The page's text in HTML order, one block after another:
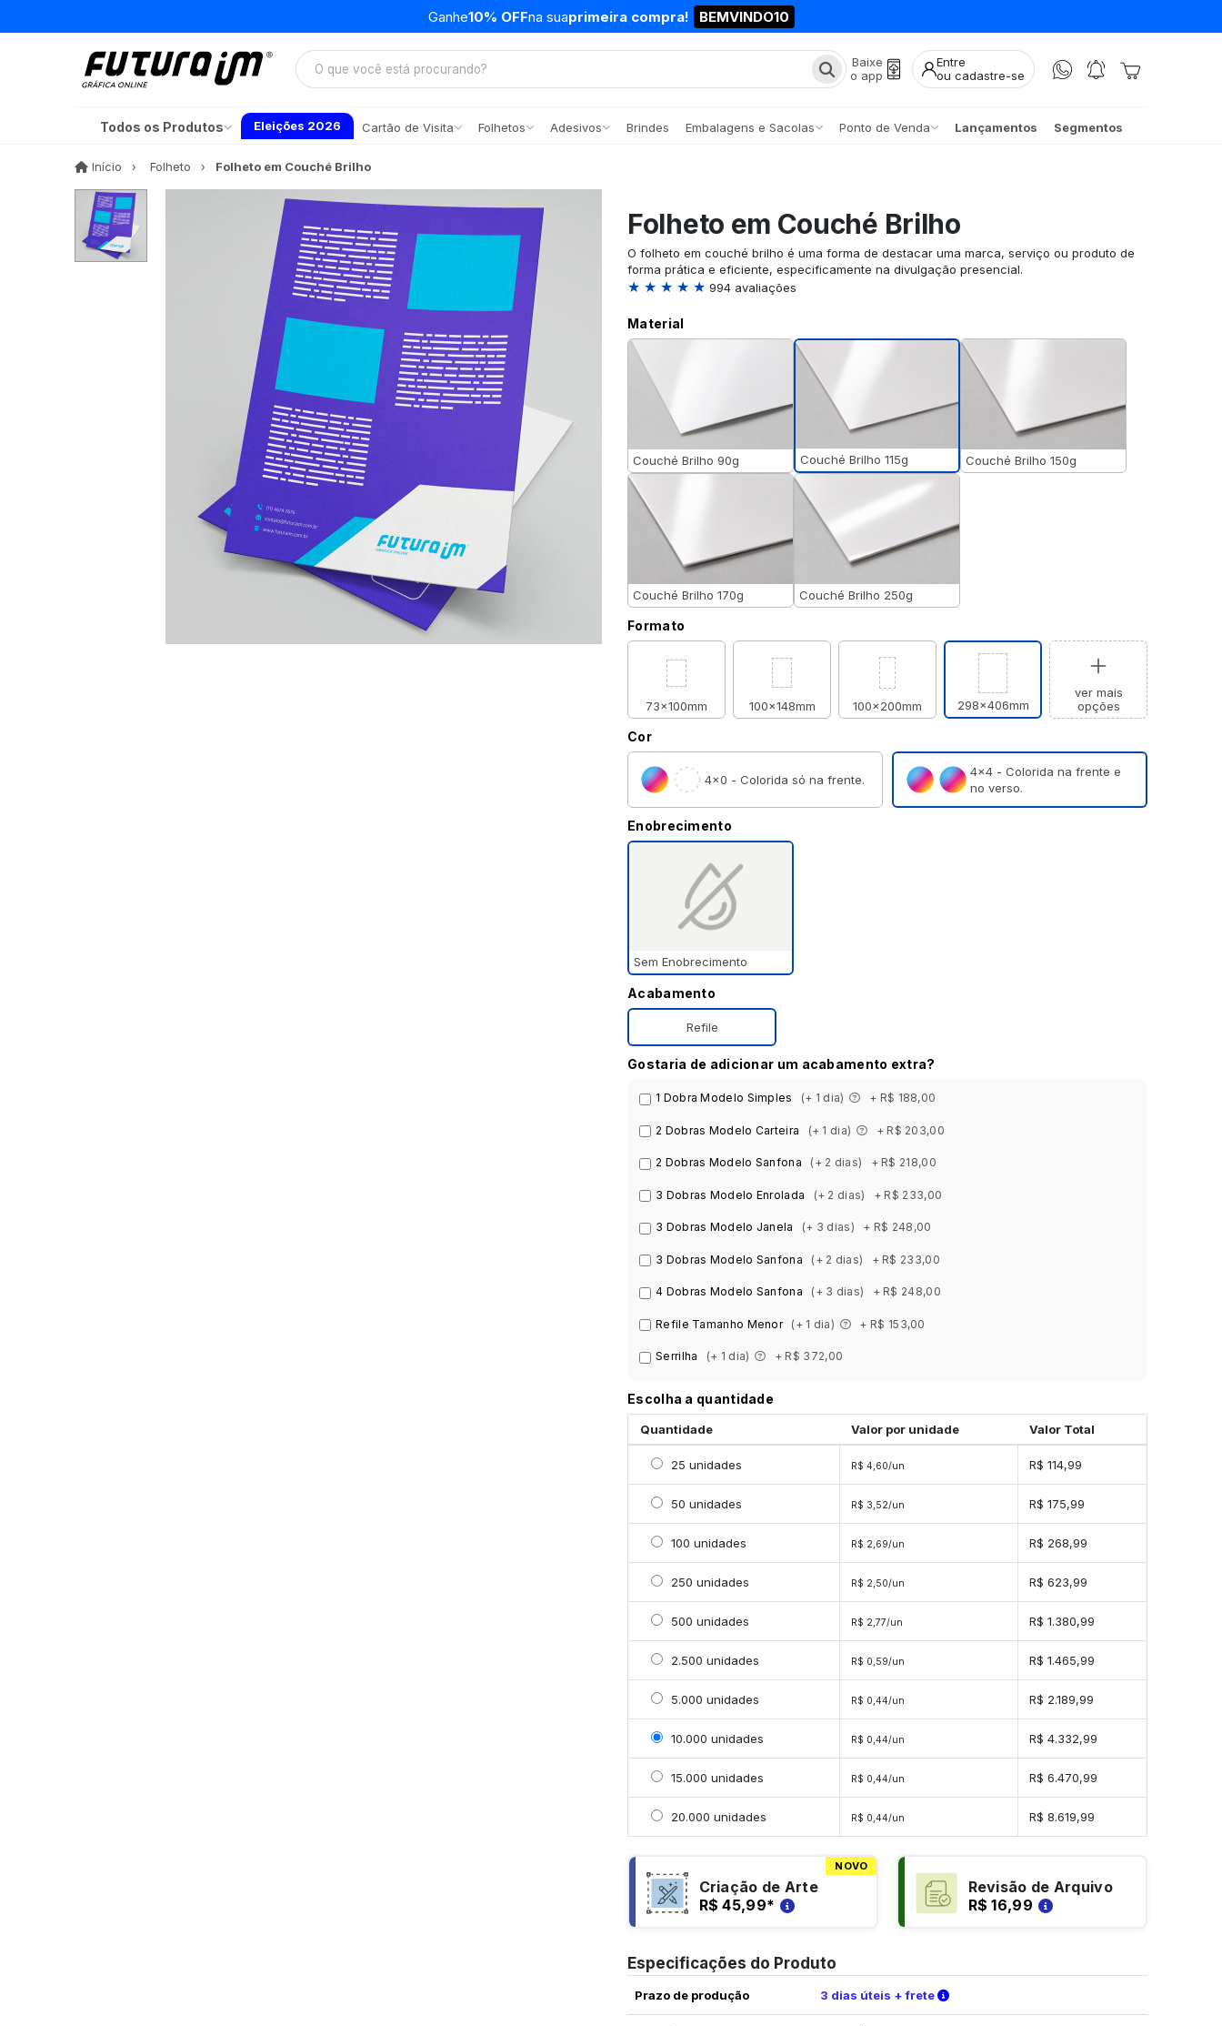
Ganhe10% OFFna suaprimeira compra! BEMVINDO10
Baixe
o app
Entre
ou cadastre-se
Todos os Produtos Eleições 2026 Cartão de Visita Folhetos Adesivos Brindes Embalagens e Sacolas Ponto de Venda Lançamentos Segmentos
Início InícioFolheto Folheto em Couché Brilho
Folheto em Couché Brilho
O folheto em couché brilho é uma forma de destacar uma marca, serviço ou produto de
forma prática e eficiente, especificamente na divulgação presencial.
★ ★ ★ ★ ★ 994 avaliações
Material
Couché Brilho 90g Couché Brilho 115g Couché Brilho 150g
Couché Brilho 170g Couché Brilho 250g
Formato
73x100mm 100x148mm 100x200mm 298x406mm
ver mais
opções
Cor
4×0 - Colorida só na frente.
4×4 - Colorida na frente e
no verso.
Enobrecimento
Sem Enobrecimento
Acabamento
Refile
Gostaria de adicionar um acabamento extra?
1 Dobra Modelo Simples (+ 1 dia) + R$ 188,00
2 Dobras Modelo Carteira (+ 1 dia) + R$ 203,00
2 Dobras Modelo Sanfona (+ 2 dias) + R$ 218,00
3 Dobras Modelo Enrolada (+ 2 dias) + R$ 233,00
3 Dobras Modelo Janela (+ 3 dias) + R$ 248,00
3 Dobras Modelo Sanfona (+ 2 dias) + R$ 233,00
4 Dobras Modelo Sanfona (+ 3 dias) + R$ 248,00
Refile Tamanho Menor (+ 1 dia) + R$ 153,00
Serrilha (+ 1 dia) + R$ 372,00
Escolha a quantidade
Quantidade Valor por unidade Valor Total
Selecionar 25 unidades
25 unidades R$ 4,60/un R$ 114,99
Selecionar 50 unidades
50 unidades R$ 3,52/un R$ 175,99
Selecionar 100 unidades
100 unidades R$ 2,69/un R$ 268,99
Selecionar 250 unidades
250 unidades R$ 2,50/un R$ 623,99
Selecionar 500 unidades
500 unidades R$ 2,77/un R$ 1.380,99
Selecionar 2500 unidades
2.500 unidades R$ 0,59/un R$ 1.465,99
Selecionar 5000 unidades
5.000 unidades R$ 0,44/un R$ 2.189,99
Selecionar 10000 unidades
10.000 unidades R$ 0,44/un R$ 4.332,99
Selecionar 15000 unidades
15.000 unidades R$ 0,44/un R$ 6.470,99
Selecionar 20000 unidades
20.000 unidades R$ 0,44/un R$ 8.619,99
NOVO
Criação de Arte
R$ 45,99*
Revisão de Arquivo
R$ 16,99
Especificações do Produto
Prazo de produção 3 dias úteis + frete Verifique as condições de entrega